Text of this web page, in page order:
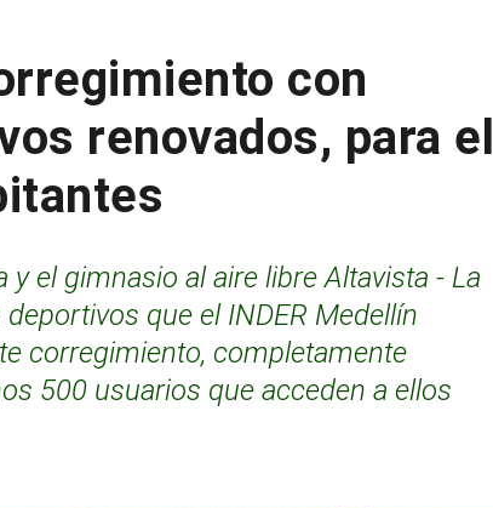
con
renovados, para el
el gimnasio al aire libre Altavista - La
que el INDER Medellín
corregimiento, completamente
500 usuarios que acceden a ellos